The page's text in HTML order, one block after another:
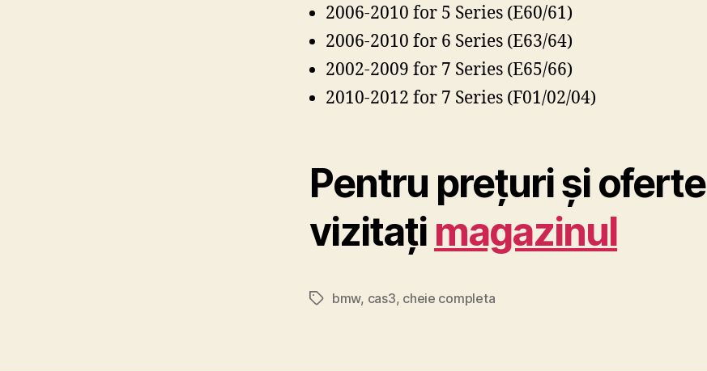
2006-2010 for 5 Series (E60/61)
2006-2010 for 6 Series (E63/64)
2002-2009 for 7 Series (E65/66)
2010-2012 for 7 Series (F01/02/04)
Pentru prețuri și oferte
vizitați magazinul
Tagsbmw, cas3, cheie completa